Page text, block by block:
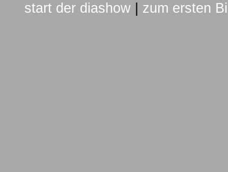
start der diashow zum ersten